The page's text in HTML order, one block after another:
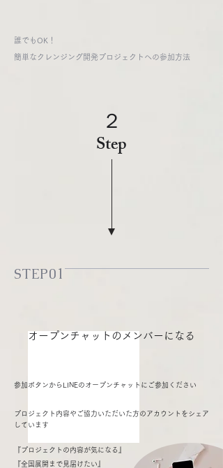
誰でもOK！
簡単なクレンジング開発プロジェクトへの参加方法
２
​Step
STEP01
オープンチャットのメンバーになる
参加ボタンからLINEのオープンチャットにご参加ください
プロジェクト内容やご協力いただいた方のアカウントをシェア
しています
『プロジェクトの内容が気になる』
『全国展開まで見届けたい』